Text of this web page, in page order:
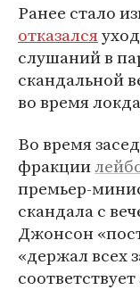
Ранее стало
отказался
слушаний в
скандальной
во время
Во время
фракции
премьер-
скандала с
Джонсон
«держал всех